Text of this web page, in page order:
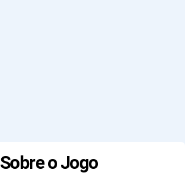
Sobre o Jogo